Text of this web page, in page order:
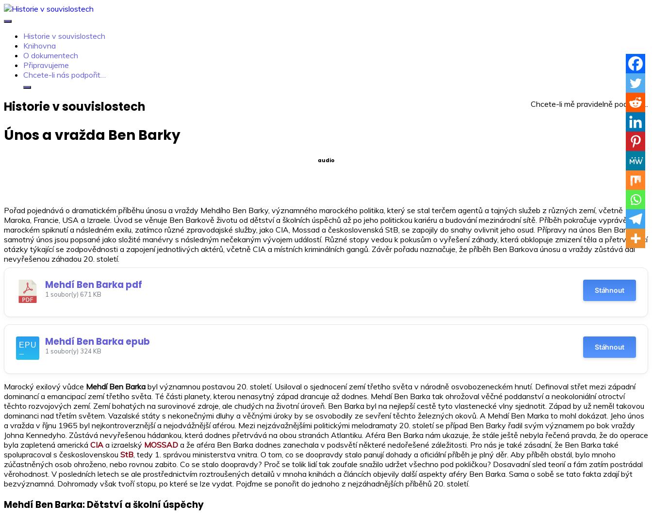
Skip
to
Historie v souvislostech
Knihovna
O dokumentech
Připravujeme
Chcete-li nás podpořit…
Chcete-li mě pravidelně podpořit...
Historie v souvislostech
Únos a vražda Ben Barky
audio
Pořad pojednává o dramatickém příběhu únosu a vraždy Mehdího Ben Barky, významného marockého politika, který se stal terčem agentů a tajných služeb z různých zemí, včetně
Maroka, Francie, USA a Izraele. Úvod se věnuje Ben Barkově životu od dětství a školních úspěchů až po jeho politickou kariéru a budování mezinárodní sítě. Příběh pokračuje vyprávěním o
marockém spiknutí a následném exilu, zatímco různé zpravodajské služby, jako CIA, Mossad a československá StB, se zapojily do snahy ovlivnit jeho osud. Přípravy na únos Ben Barky a
samotný únos jsou popsané jako složité manévry s následným nečekaným vývojem událostí. Různé stopy vedou k pokusům o vyřešení záhady, která obklopuje zmizení těla a přetrvávající
otázky týkající se zodpovědnosti a zapojení jednotlivých aktérů, včetně CIA a místních kriminálních gangů. Závěr pořadu naznačuje, že příběh Ben Barkova únosu a vraždy zůstává dál
nevyřešenou záhadou 20. století.
Mehdí Ben Barka pdf
1 soubor(y) 671 KB Stáhnout
Mehdí Ben Barka epub
1 soubor(y) 324 KB Stáhnout
Marocký exilový vůdce Mehdí Ben Barka byl významnou postavou 20. století. Usiloval o sjednocení zemí třetího světa v národně osvobozeneckém hnutí. Definoval střet mezi západní
dominancí a emancipací zemí třetího světa. Té části planety, kterou nenasytný západ drancuje až dodnes. Mehdí Ben Barka tak ohrožoval věčné poddanství a neokoloniální otroctví
těchto rozvojových zemí. Zemí bohatých na surovinové zdroje, ale chudých na životní úroveň. Ben Barka byl na nejlepší cestě tyto vlastenecké vlny sjednotit. Západ by už neměl takovou
dominanci nad třetím světem. Vazalské státy s nekonečnými dluhy a věčnými úroky by se osvobodily ze sevření těchto železných okovů. A Mehdí Ben Marka to mohl dokázat. Jeho únos
a vražda v říjnu 1965 byl nejkontroverznější a nejodvážnější aférou. Mezi nejzávažnějšími politickými melodramaty 20. století se případ Ben Barky řadil svým významem po bok vraždy
Johna Kennedyho. Zůstává nevyřešenou hádankou, která dodnes přetrvává na obou stranách Atlantiku. Aféra Ben Barka nám ukazuje, že stále ještě nebyla řečená pravda, že do operace
byla zapletená americká CIAa izraelský MOSSAD a že aféra Ben Barka dodnes zanechala v podsvětí některé nedořešené záležitosti. Pro nás je také zásadní, že Ben Barka také
spolupracoval s československou StB, tedy 1. správou ministerstva vnitra. O tom, co se doopravdy stalo panují dohady a oficiální příběh je plný děr. Aby příběh obstál, bylo mnoho
zúčastněných osob ohroženo, nebo rovnou zabito. Co se stalo doopravdy? Proč se tolik lidí tak zoufale snažilo udržet všechno pod pokličkou? Dosavadní sled teorií a fám zatím postrádal
věrohodnost. V posledních letech se ale prostřednictvím roztroušených detailů v mnoha knihách a článcích objevily další aspekty aféry Ben Barka. Sama o sobě se tato fakta zdají být
bezvýznamná. Dohromady však tvoří stopu, po které se lze vydat. Pojďme se ponořit do jednoho z nejzáhadnějších příběhů 20. století.
Mehdí Ben Barka: Dětství a školní úspěchy